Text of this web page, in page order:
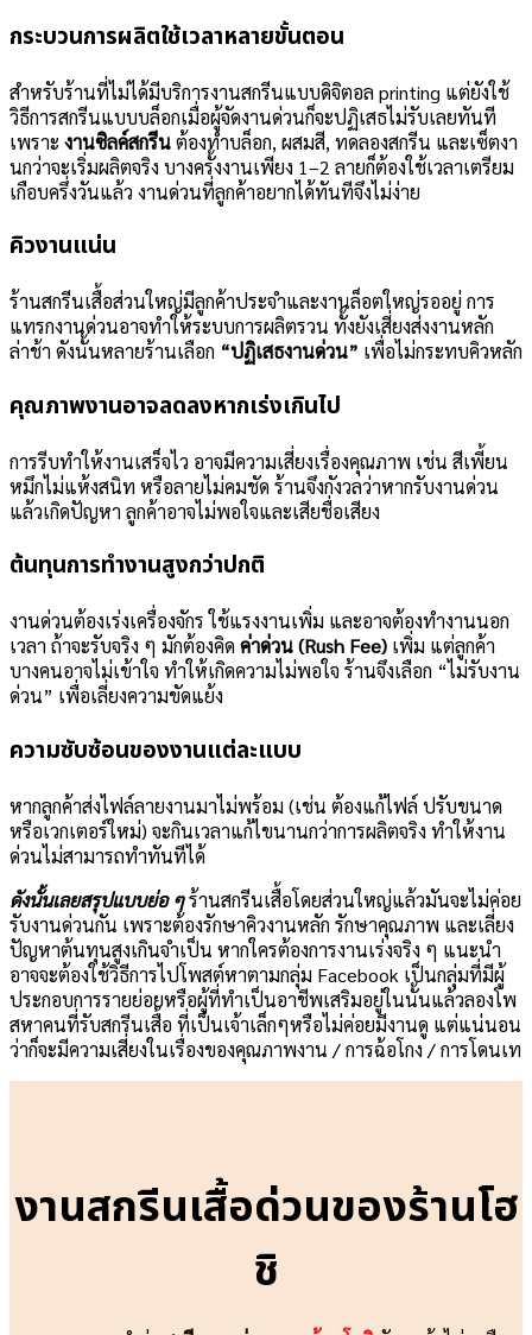
กระบวนการผลิตใช้เวลาหลายขั้นตอน
สำหรับร้านที่ไม่ได้มีบริการงานสกรีนแบบดิจิตอล printing แต่ยังใช้
วิธีการสกรีนแบบบล็อกเมื่อผู้จัดงานด่วนก็จะปฏิเสธไม่รับเลยทันที
เพราะ งานซิลค์สกรีนต้องทำบล็อก, ผสมสี, ทดลองสกรีน และเซ็ตงา
นกว่าจะเริ่มผลิตจริง บางครั้งงานเพียง 1–2 ลายก็ต้องใช้เวลาเตรียม
เกือบครึ่งวันแล้ว งานด่วนที่ลูกค้าอยากได้ทันทีจึงไม่ง่าย
คิวงานแน่น
ร้านสกรีนเสื้อส่วนใหญ่มีลูกค้าประจำและงานล็อตใหญ่รออยู่ การ
แทรกงานด่วนอาจทำให้ระบบการผลิตรวน ทั้งยังเสี่ยงส่งงานหลัก
ล่าช้า ดังนั้นหลายร้านเลือก “ปฏิเสธงานด่วน” เพื่อไม่กระทบคิวหลัก
คุณภาพงานอาจลดลงหากเร่งเกินไป
การรีบทำให้งานเสร็จไว อาจมีความเสี่ยงเรื่องคุณภาพ เช่น สีเพี้ยน
หมึกไม่แห้งสนิท หรือลายไม่คมชัด ร้านจึงกังวลว่าหากรับงานด่วน
แล้วเกิดปัญหา ลูกค้าอาจไม่พอใจและเสียชื่อเสียง
ต้นทุนการทำงานสูงกว่าปกติ
งานด่วนต้องเร่งเครื่องจักร ใช้แรงงานเพิ่ม และอาจต้องทำงานนอก
เวลา ถ้าจะรับจริง ๆ มักต้องคิด ค่าด่วน (Rush Fee) เพิ่ม แต่ลูกค้า
บางคนอาจไม่เข้าใจ ทำให้เกิดความไม่พอใจ ร้านจึงเลือก “ไม่รับงาน
ด่วน” เพื่อเลี่ยงความขัดแย้ง
ความซับซ้อนของงานแต่ละแบบ
หากลูกค้าส่งไฟล์ลายงานมาไม่พร้อม (เช่น ต้องแก้ไฟล์ ปรับขนาด
หรือเวกเตอร์ใหม่) จะกินเวลาแก้ไขนานกว่าการผลิตจริง ทำให้งาน
ด่วนไม่สามารถทำทันทีได้
ดังนั้นเลยสรุปแบบย่อ ๆร้านสกรีนเสื้อโดยส่วนใหญ่แล้วมันจะไม่ค่อย
รับงานด่วนกัน เพราะต้องรักษาคิวงานหลัก รักษาคุณภาพ และเลี่ยง
ปัญหาต้นทุนสูงเกินจำเป็น หากใครต้องการงานเร่งจริง ๆ แนะนำ
อาจจะต้องใช้วิธีการไปโพสต์หาตามกลุ่ม Facebook เป็นกลุ่มที่มีผู้
ประกอบการรายย่อยหรือผู้ที่ทำเป็นอาชีพเสริมอยู่ในนั้นแล้วลองโพ
สหาคนที่รับสกรีนเสื้อ ที่เป็นเจ้าเล็กๆหรือไม่ค่อยมีงานดู แต่แน่นอน
ว่าก็จะมีความเสี่ยงในเรื่องของคุณภาพงาน / การฉ้อโกง / การโดนเท
งานสกรีนเสื้อด่วนของร้านโฮ
ชิ